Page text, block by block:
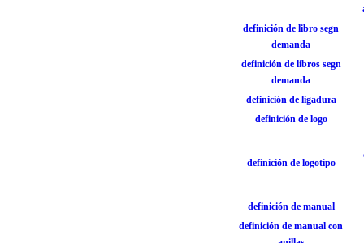
definición de libro segn
demanda
definición de libros segn
demanda
definición de ligadura
definición de logo
definición de logotipo
definición de manual
definición de manual con